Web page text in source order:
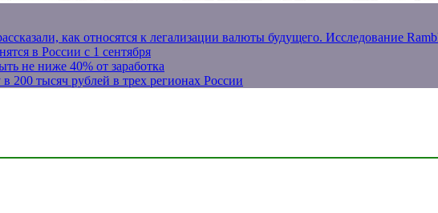
как относятся к легализации валюты будущего. Исследование
в России с 1 сентября
не ниже 40% от заработка
200 тысяч рублей в трех регионах России